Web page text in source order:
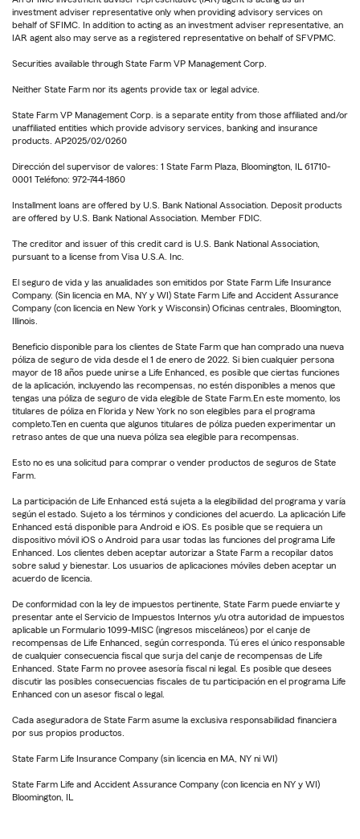
investment adviser representative only when providing advisory services on
behalf of SFIMC. In addition to acting as an investment adviser representative, an
IAR agent also may serve as a registered representative on behalf of SFVPMC.
Securities available through State Farm VP Management Corp.
Neither State Farm nor its agents provide tax or legal advice.
State Farm VP Management Corp. is a separate entity from those affiliated and/or
unaffiliated entities which provide advisory services, banking and insurance
products. AP2025/02/0260
Dirección del supervisor de valores: 1 State Farm Plaza, Bloomington, IL 61710-
0001 Teléfono: 972-744-1860
Installment loans are offered by U.S. Bank National Association. Deposit products
are offered by U.S. Bank National Association. Member FDIC.
The creditor and issuer of this credit card is U.S. Bank National Association,
pursuant to a license from Visa U.S.A. Inc.
El seguro de vida y las anualidades son emitidos por State Farm Life Insurance
Company. (Sin licencia en MA, NY y WI) State Farm Life and Accident Assurance
Company (con licencia en New York y Wisconsin) Oficinas centrales, Bloomington,
Illinois.
Beneficio disponible para los clientes de State Farm que han comprado una nueva
póliza de seguro de vida desde el 1 de enero de 2022. Si bien cualquier persona
mayor de 18 años puede unirse a Life Enhanced, es posible que ciertas funciones
de la aplicación, incluyendo las recompensas, no estén disponibles a menos que
tengas una póliza de seguro de vida elegible de State Farm.En este momento, los
titulares de póliza en Florida y New York no son elegibles para el programa
completo.Ten en cuenta que algunos titulares de póliza pueden experimentar un
retraso antes de que una nueva póliza sea elegible para recompensas.
Esto no es una solicitud para comprar o vender productos de seguros de State
Farm.
La participación de Life Enhanced está sujeta a la elegibilidad del programa y varía
según el estado. Sujeto a los términos y condiciones del acuerdo. La aplicación Life
Enhanced está disponible para Android e iOS. Es posible que se requiera un
dispositivo móvil iOS o Android para usar todas las funciones del programa Life
Enhanced. Los clientes deben aceptar autorizar a State Farm a recopilar datos
sobre salud y bienestar. Los usuarios de aplicaciones móviles deben aceptar un
acuerdo de licencia.
De conformidad con la ley de impuestos pertinente, State Farm puede enviarte y
presentar ante el Servicio de Impuestos Internos y/u otra autoridad de impuestos
aplicable un Formulario 1099-MISC (ingresos misceláneos) por el canje de
recompensas de Life Enhanced, según corresponda. Tú eres el único responsable
de cualquier consecuencia fiscal que surja del canje de recompensas de Life
Enhanced. State Farm no provee asesoría fiscal ni legal. Es posible que desees
discutir las posibles consecuencias fiscales de tu participación en el programa Life
Enhanced con un asesor fiscal o legal.
Cada aseguradora de State Farm asume la exclusiva responsabilidad financiera
por sus propios productos.
State Farm Life Insurance Company (sin licencia en MA, NY ni WI)
State Farm Life and Accident Assurance Company (con licencia en NY y WI)
Bloomington, IL